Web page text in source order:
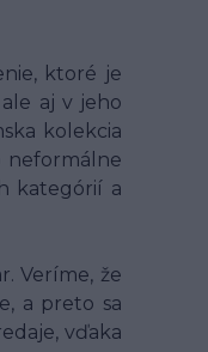
ktoré je
aj v jeho
kolekcia
neformálne
kategórií a
Veríme, že
a preto sa
vďaka